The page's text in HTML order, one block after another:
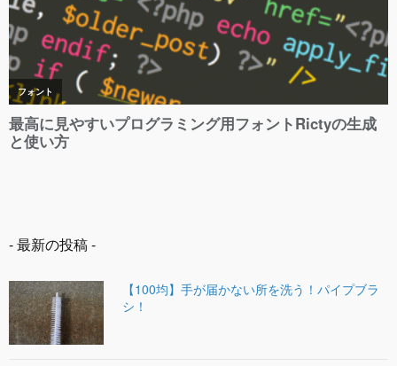
- 最新の投稿 -
【100均】手が届かない所を洗う！パイプブラ
シ！